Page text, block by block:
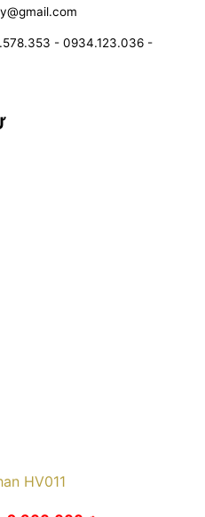
- 0934.123.036 -
HV011